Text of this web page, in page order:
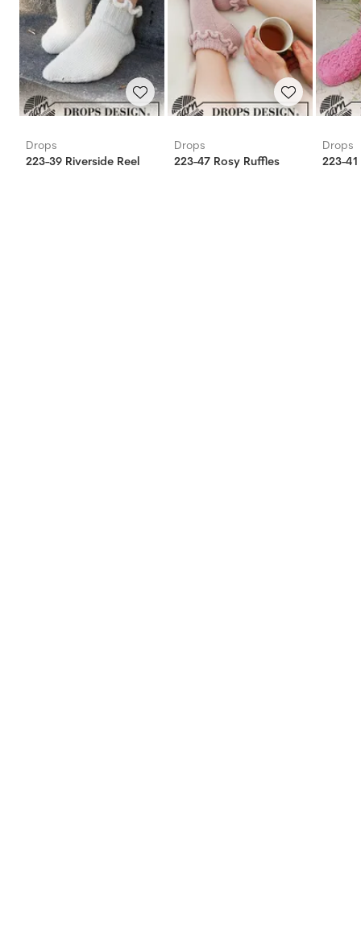
Drops
223-39 Riverside Reel
Drops
223-47 Rosy Ruffles
Drops